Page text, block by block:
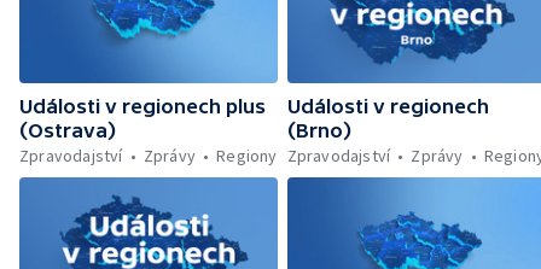
Události v regionech plus
(Ostrava)
Zpravodajství
Zprávy Regiony
Události v regionech
(Brno)
Zpravodajství
Zprávy